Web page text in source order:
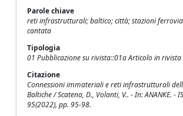
Parole chiave
reti infrastrutturali; baltico; città; stazioni
cantata
Tipologia
01 Pubblicazione su rivista::01a Articolo in rivista
Citazione
Connessioni immateriali e reti infrastrutturali
Baltiche / Scatena, D., Volanti, V.. - In: ANANKE. -
95(2022), pp. 95-98.